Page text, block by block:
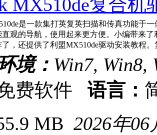
MX510de复合机
是一款集打英复英扫描和传真功能于
直观的导航，使用起来更方便。小编带来
，还提供了利盟MX510de驱动安装教程。
境： Win7, Win8,
费软件 语言：
MB 2026年06